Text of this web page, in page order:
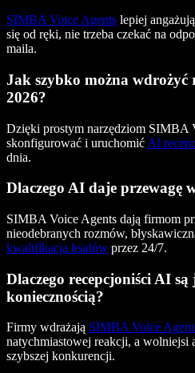
SIMBA Voice Agents lepiej
się od ręki, nie trzeba czekać na
maila.
Jak szybko można wdrożyć
2026?
Dzięki prostym narzędziom SIMBA
skonfigurować i uruchomić AI
dnia.
Dlaczego AI daje przewagę
SIMBA Voice Agents dają firmom
nieodebranych rozmów,
kwalifikacja leadów przez 24/7.
Dlaczego recepcjoniści AI
koniecznością?
Firmy wdrażają SIMBA Voice
natychmiastowej reakcji, a wolniejsi
szybszej konkurencji.